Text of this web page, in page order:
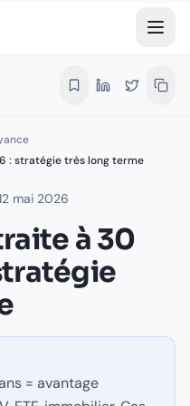
30 ans en
- Publié le 12 mai 2026
terme capitalisation
60k€/an
: stratégie très long terme
mai 2026
à 30
= avantage